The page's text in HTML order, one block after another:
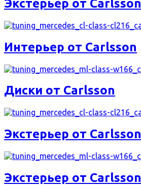
Экстерьер от Carlsson
Интерьер от Carlsson
Диски от Carlsson
Экстерьер от Carlsson
Экстерьер от Carlsson